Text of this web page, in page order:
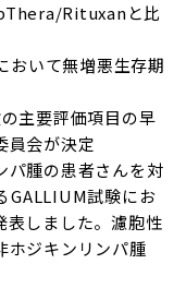
Rituxanと比
おいて無増悪生存期
主要評価項目の早
員会が決定
パ腫の患者さんを対
GALLIUM試験にお
表しました。濾胞性
ホジキンリンパ腫